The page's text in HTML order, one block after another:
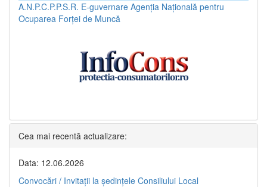
A.N.P.C.P.P.S.R. E-guvernare Agenția Națională pentru
Ocuparea Forței de Muncă
Cea mai recentă actualizare:
Data: 12.06.2026
Convocări / Invitaţii la şedinţele Consiliului Local